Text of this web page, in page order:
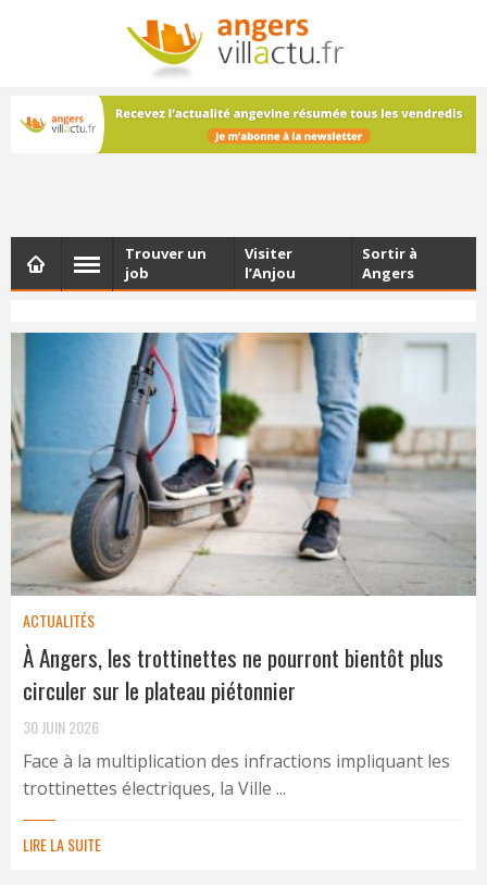
NEWSLETTER
Les dernières actualités d'Angers, chaque vendredi dans
votre boîte e-mail
Trouver un
job
Visiter
l’Anjou
Sortir à
Angers
ACTUALITÉS
À Angers, les trottinettes ne pourront bientôt plus
circuler sur le plateau piétonnier
30 JUIN 2026
Face à la multiplication des infractions impliquant les
trottinettes électriques, la Ville ...
LIRE LA SUITE